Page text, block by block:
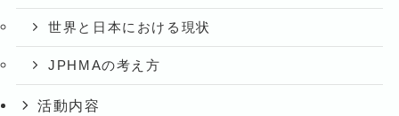
世界と日本における現状
JPHMAの考え方
活動内容